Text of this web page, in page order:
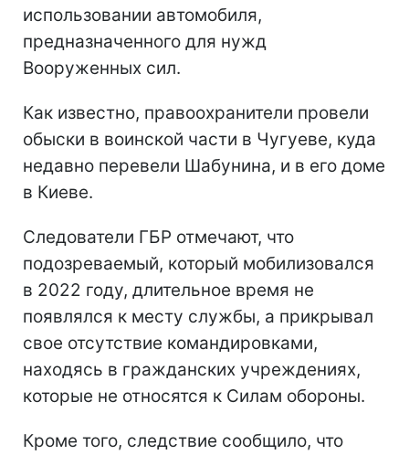
использовании автомобиля,
предназначенного для нужд
Вооруженных сил.
Как известно, правоохранители провели
обыски в воинской части в Чугуеве, куда
недавно перевели Шабунина, и в его доме
в Киеве.
Следователи ГБР отмечают, что
подозреваемый, который мобилизовался
в 2022 году, длительное время не
появлялся к месту службы, а прикрывал
свое отсутствие командировками,
находясь в гражданских учреждениях,
которые не относятся к Силам обороны.
Кроме того, следствие сообщило, что